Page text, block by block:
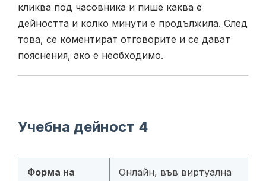
кликва под часовника и пише каква е
дейността и колко минути е продължила. След
това, се коментират отговорите и се дават
пояснения, ако е необходимо.
Учебна дейност 4
Форма на
Онлайн, във виртуална